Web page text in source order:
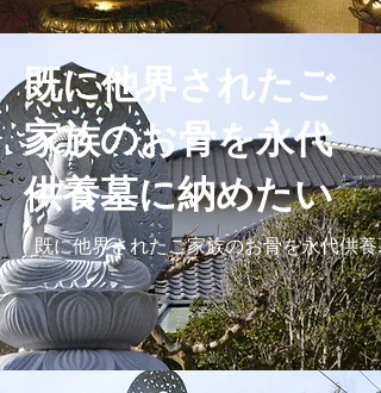
既に他界されたご
家族のお骨を永代
供養墓に納めたい
既に他界されたご家族のお骨を永代供